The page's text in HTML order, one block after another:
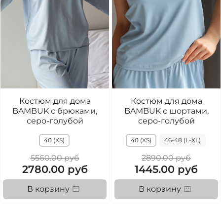
Костюм для дома
BAMBUK с брюками,
серо-голубой
40 (XS)
5560.00 руб
2780.00 руб
В корзину
Костюм для дома
BAMBUK с шортами,
серо-голубой
40 (XS) 46-48 (L-XL)
2890.00 руб
1445.00 руб
В корзину